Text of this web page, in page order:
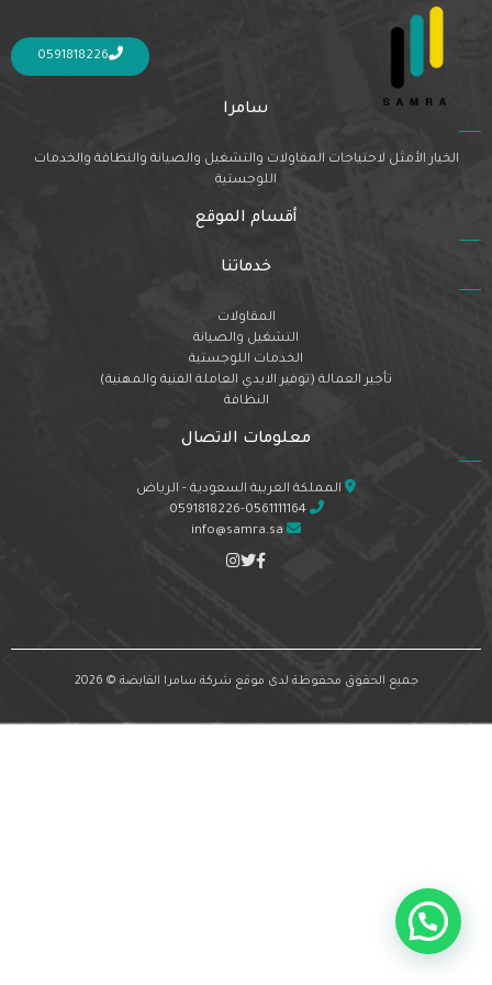
0591818226
Nothing Found
It seems we can’t find what you’re looking for. Perhaps searching can help.
سامرا
الخيار الأمثل لاحتياجات المقاولات والتشغيل والصيانة والنظافة والخدمات
اللوجستية
أقسام الموقع
خدماتنا
المقاولات
التشغيل والصيانة
الخدمات اللوجستية
تأجير العمالة (توفير الايدي العاملة الفنية والمهنية)
النظافة
معلومات الاتصال
المملكة العربية السعودية - الرياض
0591818226-0561111164
info@samra.sa
جميع الحقوق محفوظة لدى موقع شركة سامرا القابضة © 2026